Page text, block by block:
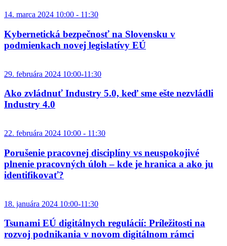
14. marca 2024 10:00 - 11:30
Kybernetická bezpečnosť na Slovensku v
podmienkach novej legislatívy EÚ
29. februára 2024 10:00-11:30
Ako zvládnuť Industry 5.0, keď sme ešte nezvládli
Industry 4.0
22. februára 2024 10:00 - 11:30
Porušenie pracovnej disciplíny vs neuspokojivé
plnenie pracovných úloh – kde je hranica a ako ju
identifikovať?
18. januára 2024 10:00-11:30
Tsunami EÚ digitálnych regulácií: Príležitosti na
rozvoj podnikania v novom digitálnom rámci